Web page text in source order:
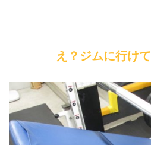
え？ジムに行け